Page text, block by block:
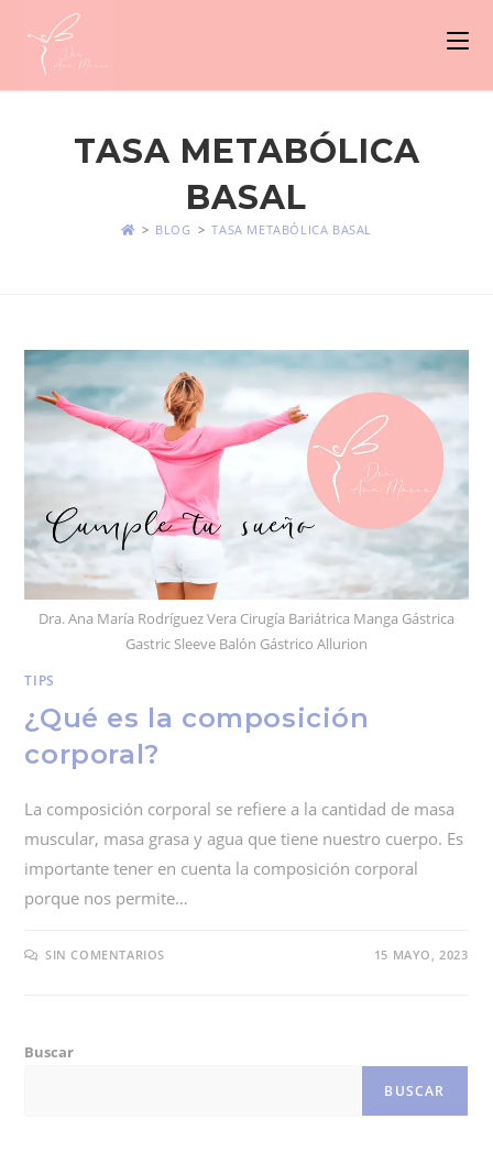
TASA METABÓLICA
BASAL
> BLOG > TASA METABÓLICA BASAL
Dra. Ana María Rodríguez Vera Cirugía Bariátrica Manga Gástrica
Gastric Sleeve Balón Gástrico Allurion
TIPS
¿Qué es la composición
corporal?
La composición corporal se refiere a la cantidad de masa
muscular, masa grasa y agua que tiene nuestro cuerpo. Es
importante tener en cuenta la composición corporal
porque nos permite…
SIN COMENTARIOS 15 MAYO, 2023
Buscar
BUSCAR